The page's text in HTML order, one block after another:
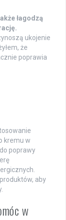
łagodzą
ukojenie
że
poprawia
kremu w
poprawy
aby
w